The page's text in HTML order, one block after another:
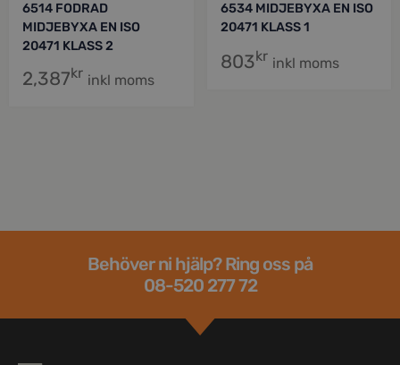
6514 FODRAD
MIDJEBYXA EN ISO
20471 KLASS 2
2,387kr inkl moms
6534 MIDJEBYXA EN ISO
20471 KLASS 1
803kr inkl moms
Behöver ni hjälp? Ring oss på
08-520 277 72